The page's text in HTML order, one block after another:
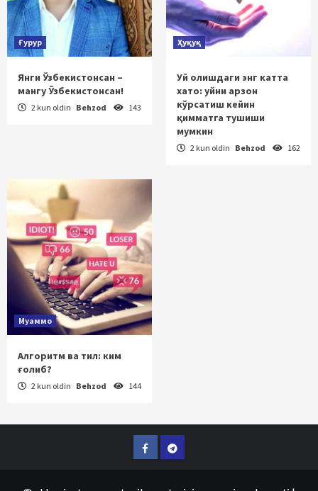
Ғурур
Янги Ўзбекистонсан –
мангу Ўзбекистонсан!
2 kun oldin Behzod 143
Ҳуқуқ
Уй олишдаги энг катта
хато: уйни арзон
кўрсатиш кейин
қимматга тушиши
мумкин
2 kun oldin Behzod 162
Муаммо
Алгоритм ва тил: ким
ғолиб?
2 kun oldin Behzod 144
FacebookTelegram